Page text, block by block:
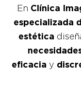
En Clínica
especializada
estética
eficacia y